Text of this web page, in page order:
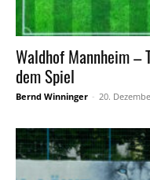
Waldhof Mannheim
dem Spiel
Bernd Winninger - 20.